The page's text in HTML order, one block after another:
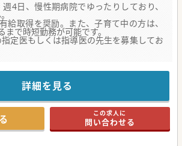
4日、慢性期病院でゆったりしており、
給取得を奨励。また、子育て中の方は、
まで時短勤務が可能です。
定医もしくは指導医の先生を募集してお
神科病院からの募集です。
しているため残業はありません。
環境作りを大切にしており、子育て中の先
取得を推奨しています。
人のため、ご希望に応じて、関連の急性期
もできます。
ください。
詳細を見る
この求人に
問い合わせる